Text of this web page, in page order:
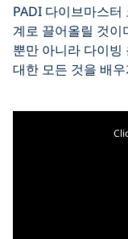
PADI 다이브마스
계로 끌어올릴 것이
뿐만 아니라 다이빙
대한 모든 것을 배